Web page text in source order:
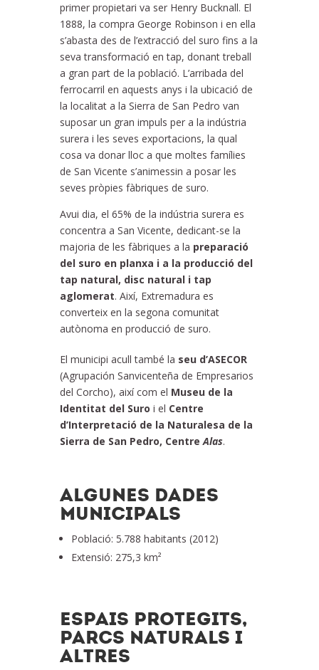
primer propietari va ser Henry Bucknall. El
1888, la compra George Robinson i en ella
s’abasta des de l’extracció del suro fins a la
seva transformació en tap, donant treball
a gran part de la població. L’arribada del
ferrocarril en aquests anys i la ubicació de
la localitat a la Sierra de San Pedro van
suposar un gran impuls per a la indústria
surera i les seves exportacions, la qual
cosa va donar lloc a que moltes famílies
de San Vicente s’animessin a posar les
seves pròpies fàbriques de suro.
Avui dia, el 65% de la indústria surera es
concentra a San Vicente, dedicant-se la
majoria de les fàbriques a la preparació
del suro en planxa i a la producció del
tap natural, disc natural i tap
aglomerat. Així, Extremadura es
converteix en la segona comunitat
autònoma en producció de suro.
El municipi acull també la seu d’ASECOR
(Agrupación Sanvicenteña de Empresarios
del Corcho), així com el Museu de la
Identitat del Suro i el Centre
d’Interpretació de la Naturalesa de la
Sierra de San Pedro, CentreAlas.
ALGUNES DADES
MUNICIPALS
Població: 5.788 habitants (2012)
Extensió: 275,3 km²
ESPAIS PROTEGITS,
PARCS NATURALS I
ALTRES